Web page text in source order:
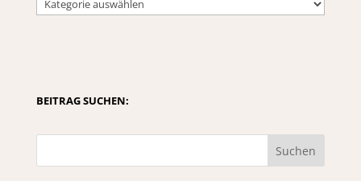
BEITRAG SUCHEN:
Suchen